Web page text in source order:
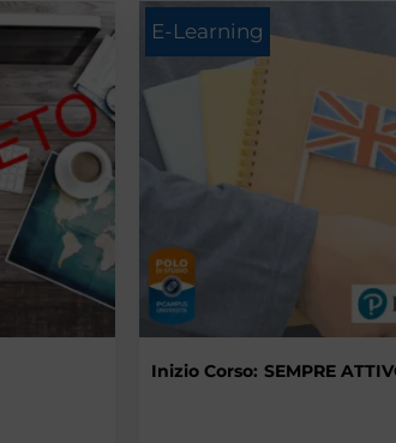
Inizio Corso: SEMPRE
E-Learning
prezzo:
€685,00
a
€710,00